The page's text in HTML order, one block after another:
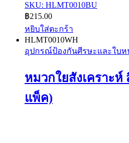
SKU: HLMT0010BU
฿215.00
หยิบใส่ตะกร้า
HLMT0010WH
อุปกรณ์ป้องกันศีรษะและใบห
หมวกใยสังเคราะห์
แพ็ค)